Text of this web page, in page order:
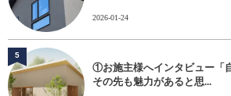
2026-01-24
①お施主様へインタビュー「
その先も魅力があると思...
5